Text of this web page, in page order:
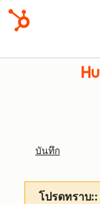
บันทึก
โปรดทราบ::